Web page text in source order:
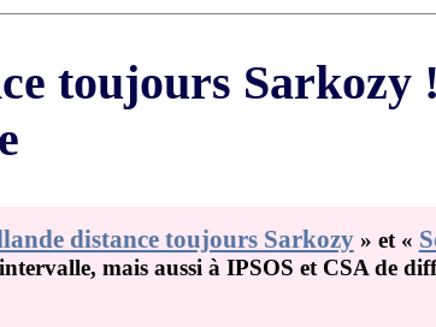
toujours Sarkozy
distance toujours Sarkozy» et«
mais aussi à IPSOS et CSA de